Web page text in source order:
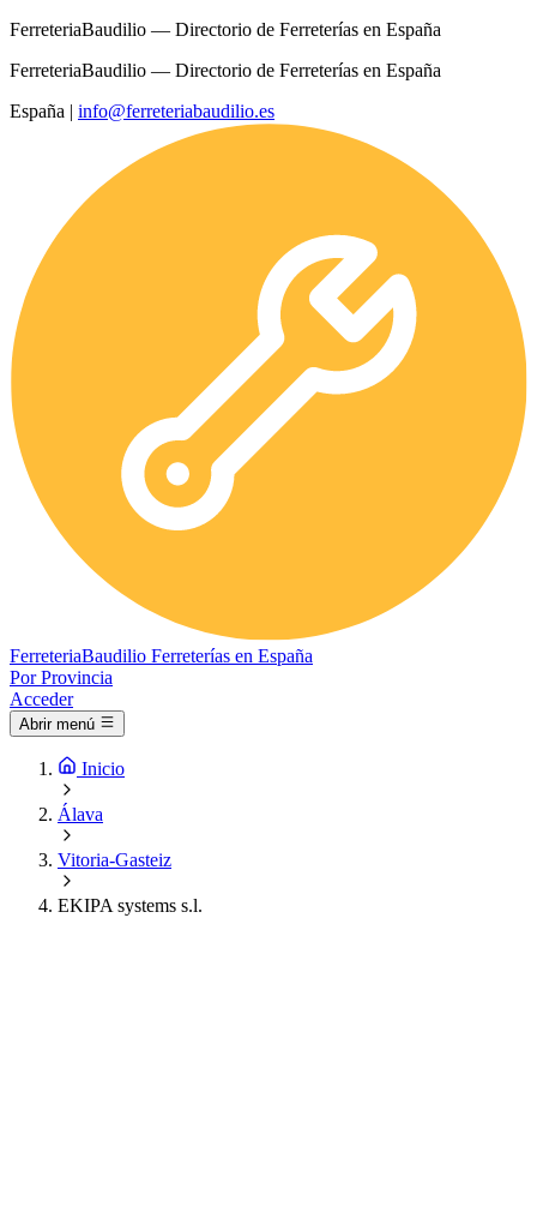
FerreteriaBaudilio — Directorio de Ferreterías en España
FerreteriaBaudilio — Directorio de Ferreterías en España
España | info@ferreteriabaudilio.es
FerreteriaBaudilio Ferreterías en España
Por Provincia
Acceder
Abrir menú
Inicio
Álava
Vitoria-Gasteiz
EKIPA systems s.l.